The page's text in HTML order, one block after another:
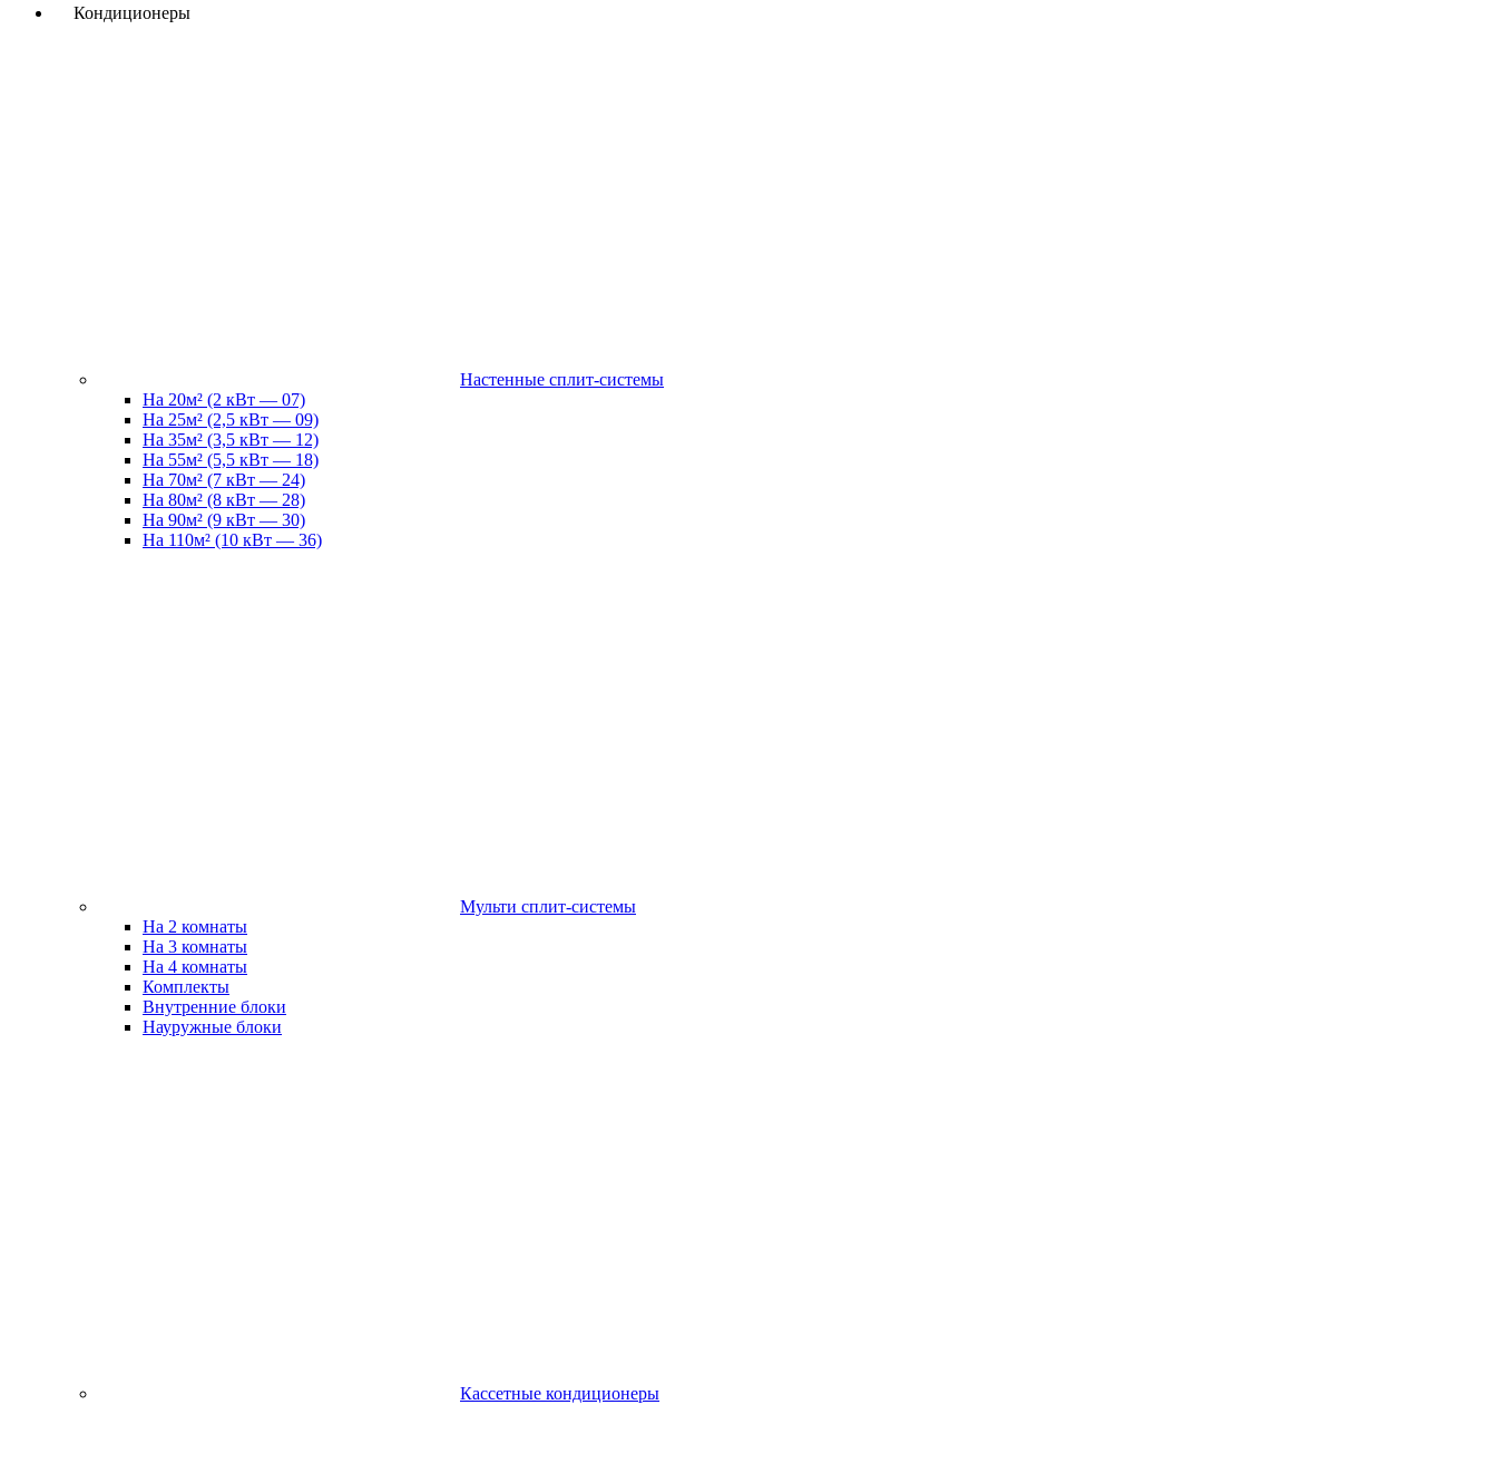
Кондиционеры
Настенные сплит-системы
На 20м² (2 кВт — 07)
На 25м² (2,5 кВт — 09)
На 35м² (3,5 кВт — 12)
На 55м² (5,5 кВт — 18)
На 70м² (7 кВт — 24)
На 80м² (8 кВт — 28)
На 90м² (9 кВт — 30)
На 110м² (10 кВт — 36)
Мульти сплит-системы
На 2 комнаты
На 3 комнаты
На 4 комнаты
Комплекты
Внутренние блоки
Науружные блоки
Кассетные кондиционеры